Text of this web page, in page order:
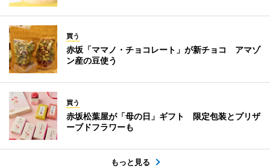
買う
赤坂「ママノ・チョコレート」が新チョコ アマゾ
ン産の豆使う
買う
赤坂松葉屋が「母の日」ギフト 限定包装とプリザ
ーブドフラワーも
もっと見る